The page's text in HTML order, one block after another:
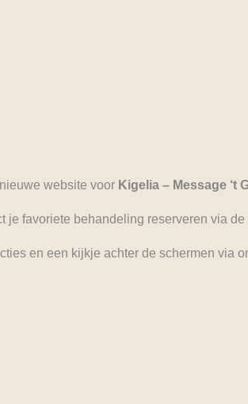
website voor Kigelia – Message ‘t
je favoriete behandeling reserveren via de
en een kijkje achter de schermen via